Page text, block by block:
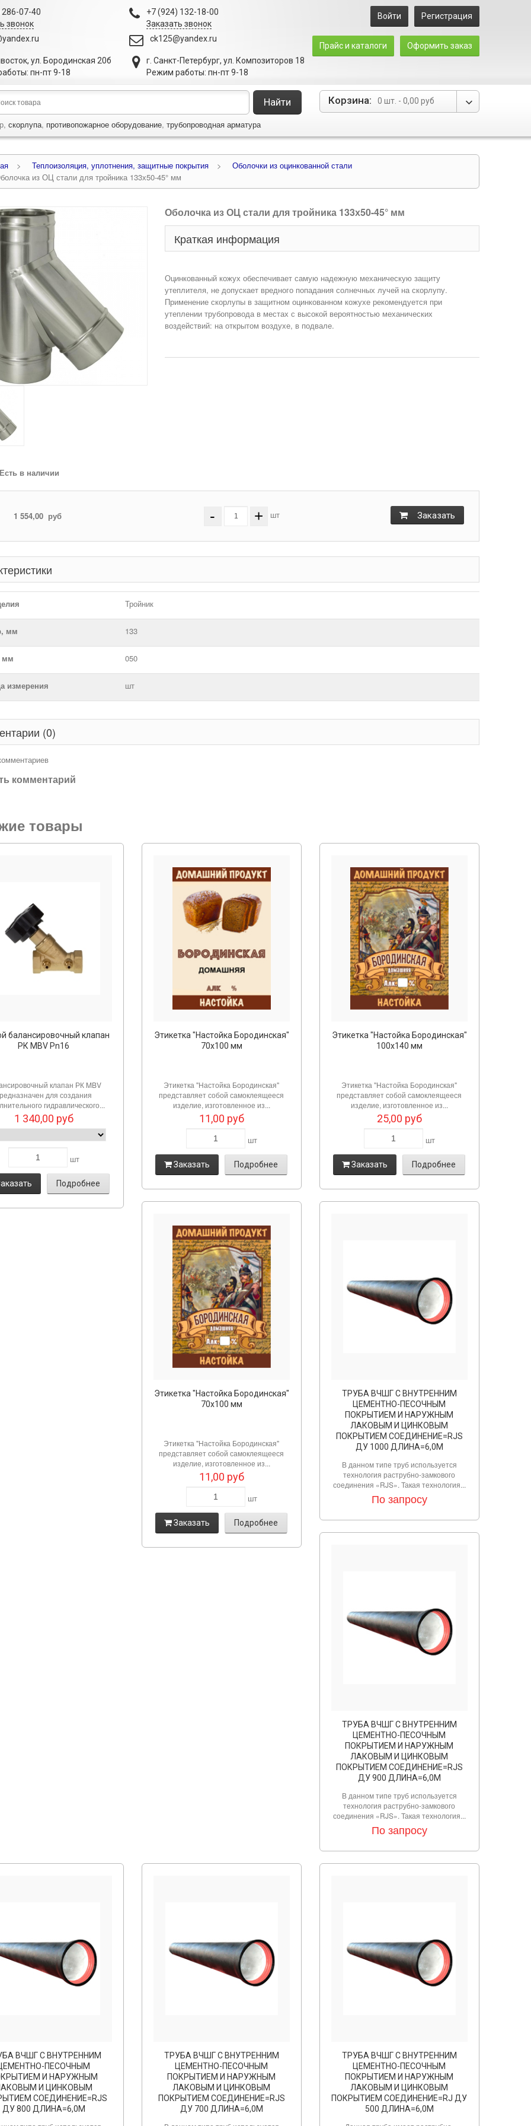
Войти Регистрация
Прайс и каталоги Оформить заказ
286-07-40
звонок
, ул. Бородинская 20б
пн-пт 9-18
+7 (924) 132-18-00
Заказать звонок
ck125@yandex.ru
г. Санкт-Петербург, ул. Композиторов 18
Режим работы: пн-пт 9-18
Корзина: 0 шт. - 0,00 руб
Найти
скорлупа, противопожарное оборудование, трубопроводная арматура
> Теплоизоляция, уплотнения, защитные покрытия >
Оболочки из оцинкованной стали
из ОЦ стали для тройника 133х50-45° мм
Оболочка из ОЦ стали для тройника 133х50-45° мм
Краткая информация
Оцинкованный кожух обеспечивает самую надежную механическую защиту
утеплителя, не допускает вредного попадания солнечных лучей на скорлупу.
Применение скорлупы в защитном оцинкованном кожухе рекомендуется при
утеплении трубопровода в местах с высокой вероятностью механических
Есть в наличии
1 554,00руб - + шт Заказать
Тройник
мм 133
мм 050
измерения шт
(0)
комментарий
товары
балансировочный клапан
РК MBV Pn16
клапан РК MBV
для создания
гидравлического...
1 340,00 руб
шт
Подробнее
Этикетка "Настойка Бородинская"
70х100 мм
Этикетка "Настойка Бородинская"
представляет собой самоклеящееся
изделие, изготовленное из...
11,00 руб
шт
Заказать Подробнее
Этикетка "Настойка Бородинская"
100х140 мм
Этикетка "Настойка Бородинская"
представляет собой самоклеящееся
изделие, изготовленное из...
25,00 руб
шт
Заказать Подробнее
Этикетка "Настойка Бородинская"
70х100 мм
Этикетка "Настойка Бородинская"
представляет собой самоклеящееся
изделие, изготовленное из...
11,00 руб
шт
Заказать Подробнее
ТРУБА ВЧШГ С ВНУТРЕННИМ
ЦЕМЕНТНО-ПЕСОЧНЫМ
ПОКРЫТИЕМ И НАРУЖНЫМ
ЛАКОВЫМ И ЦИНКОВЫМ
ПОКРЫТИЕМ СОЕДИНЕНИЕ=RJS
ДУ 1000 ДЛИНА=6,0М
В данном типе труб используется
технология раструбно-замкового
соединения «RJS». Такая технология...
По запросу
ТРУБА ВЧШГ С ВНУТРЕННИМ
ЦЕМЕНТНО-ПЕСОЧНЫМ
ПОКРЫТИЕМ И НАРУЖНЫМ
ЛАКОВЫМ И ЦИНКОВЫМ
ПОКРЫТИЕМ СОЕДИНЕНИЕ=RJS
ДУ 900 ДЛИНА=6,0М
В данном типе труб используется
технология раструбно-замкового
соединения «RJS». Такая технология...
По запросу
ВЧШГ С ВНУТРЕННИМ
ПЕСОЧНЫМ
И НАРУЖНЫМ
И ЦИНКОВЫМ
СОЕДИНЕНИЕ=RJS
ДУ 800 ДЛИНА=6,0М
ТРУБА ВЧШГ С ВНУТРЕННИМ
ЦЕМЕНТНО-ПЕСОЧНЫМ
ПОКРЫТИЕМ И НАРУЖНЫМ
ЛАКОВЫМ И ЦИНКОВЫМ
ПОКРЫТИЕМ СОЕДИНЕНИЕ=RJS
ДУ 700 ДЛИНА=6,0М
ТРУБА ВЧШГ С ВНУТРЕННИМ
ЦЕМЕНТНО-ПЕСОЧНЫМ
ПОКРЫТИЕМ И НАРУЖНЫМ
ЛАКОВЫМ И ЦИНКОВЫМ
ПОКРЫТИЕМ СОЕДИНЕНИЕ=RJ ДУ
500 ДЛИНА=6,0М